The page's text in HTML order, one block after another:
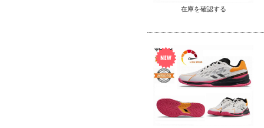
在庫を確認する